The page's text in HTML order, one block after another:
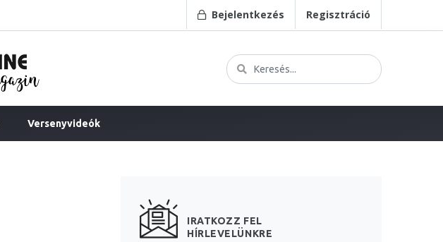
Bejelentkezés Regisztráció
Versenyvideók
IRATKOZZ FEL
HÍRLEVELÜNKRE